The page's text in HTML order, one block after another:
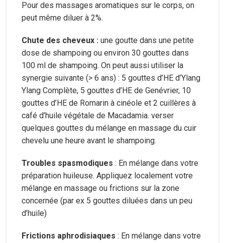
Pour des massages aromatiques sur le corps, on
peut même diluer à 2%.
Chute des cheveux : une goutte dans une petite
dose de shampoing ou environ 30 gouttes dans
100 ml de shampoing. On peut aussi utiliser la
synergie suivante (> 6 ans) : 5 gouttes d’HE d’Ylang
Ylang Complète, 5 gouttes d’HE de Genévrier, 10
gouttes d’HE de Romarin à cinéole et 2 cuillères à
café d’huile végétale de Macadamia. verser
quelques gouttes du mélange en massage du cuir
chevelu une heure avant le shampoing.
Troubles spasmodiques : En mélange dans votre
préparation huileuse. Appliquez localement votre
mélange en massage ou frictions sur la zone
concernée (par ex 5 gouttes diluées dans un peu
d’huile)
Frictions aphrodisiaques : En mélange dans votre